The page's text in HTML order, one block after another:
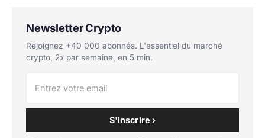
Newsletter Crypto
Rejoignez +40 000 abonnés. L'essentiel du marché
crypto, 2x par semaine, en 5 min.
S'inscrire ›